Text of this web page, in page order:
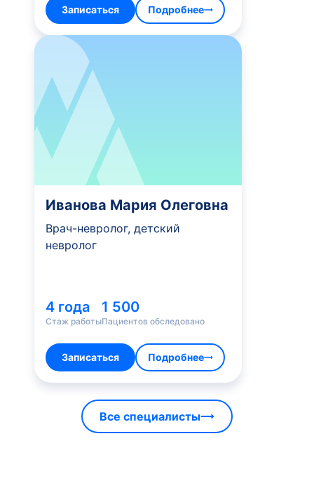
Записаться Подробнее
Иванова Мария Олеговна
Врач-невролог, детский
невролог
4 года
Стаж работы
1 500
Пациентов обследовано
Записаться Подробнее
Все специалисты